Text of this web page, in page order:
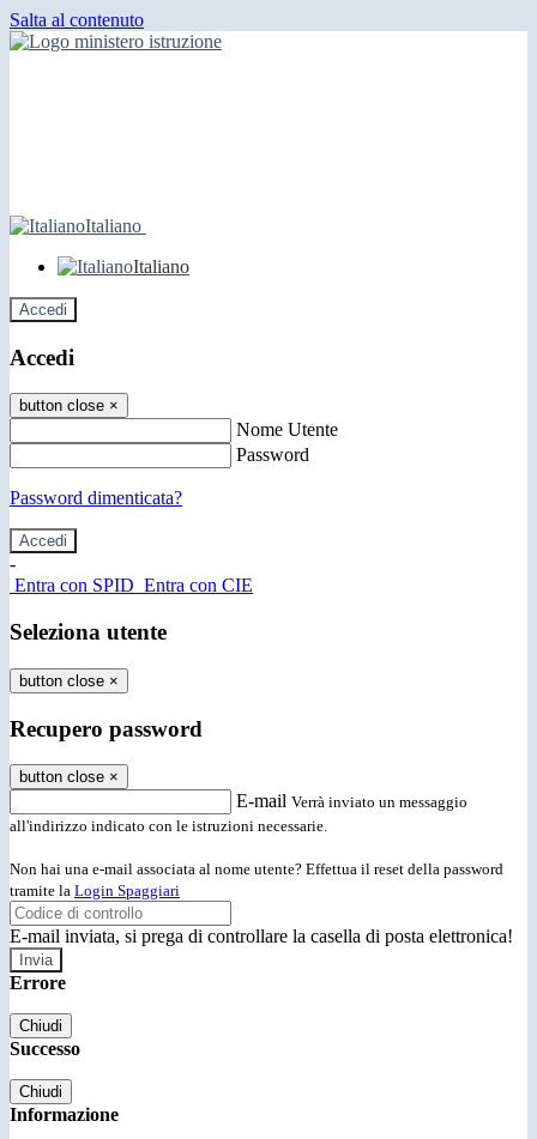
Salta al contenuto
Italiano
Italiano
Accedi
Accedi
button close ×
Nome Utente
Password
Password dimenticata?
-
Entra con SPID Entra con CIE
Seleziona utente
button close ×
Recupero password
button close ×
E-mail Verrà inviato un messaggio
all'indirizzo indicato con le istruzioni necessarie.
Non hai una e-mail associata al nome utente? Effettua il reset della password
tramite la Login Spaggiari
E-mail inviata, si prega di controllare la casella di posta elettronica!
Errore
Chiudi
Successo
Chiudi
Informazione